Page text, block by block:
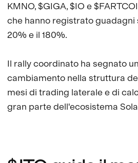
KMNO, $GIGA, $IO e
che hanno registrato guadagni
20% e il 180%.
Il rally coordinato ha segnato
cambiamento nella struttura
mesi di trading laterale e di
gran parte dell'ecosistema